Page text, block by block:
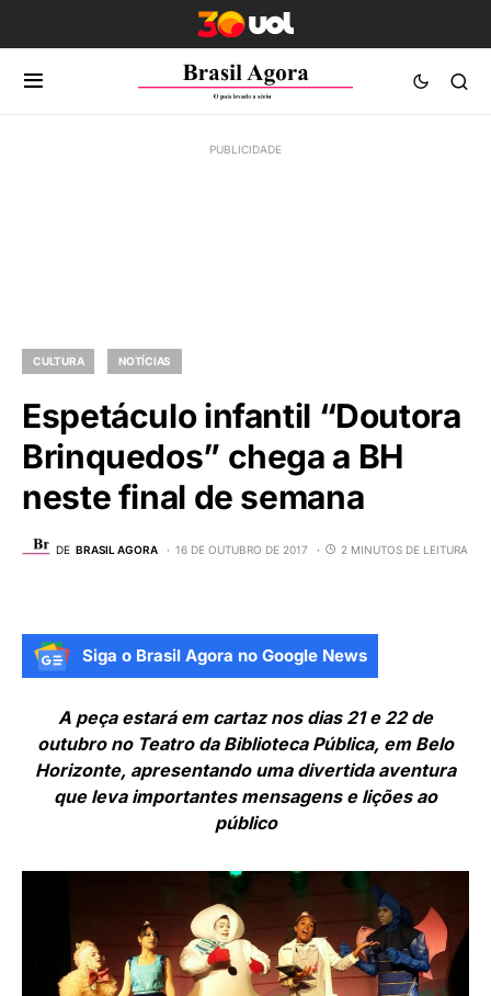
CULTURA NOTÍCIAS
Espetáculo infantil “Doutora
Brinquedos” chega a BH
neste final de semana
DE BRASIL AGORA 16 DE OUTUBRO DE 2017 2 MINUTOS DE LEITURA
Siga o Brasil Agora no Google News
A peça estará em cartaz nos dias 21 e 22 de
outubro no Teatro da Biblioteca Pública, em Belo
Horizonte, apresentando uma divertida aventura
que leva importantes mensagens e lições ao
público